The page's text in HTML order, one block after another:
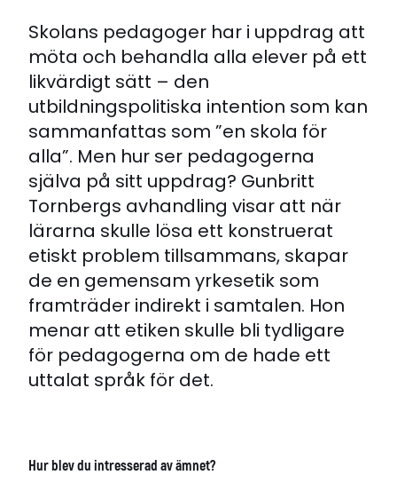
Skolans pedagoger har i uppdrag att
möta och behandla alla elever på ett
likvärdigt sätt – den
utbildningspolitiska intention som kan
sammanfattas som ”en skola för
alla”. Men hur ser pedagogerna
själva på sitt uppdrag? Gunbritt
Tornbergs avhandling visar att när
lärarna skulle lösa ett konstruerat
etiskt problem tillsammans, skapar
de en gemensam yrkesetik som
framträder indirekt i samtalen. Hon
menar att etiken skulle bli tydligare
för pedagogerna om de hade ett
uttalat språk för det.
Hur blev du intresserad av ämnet?